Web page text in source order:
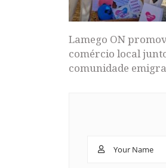
Lamego ON
comércio local
comunidade